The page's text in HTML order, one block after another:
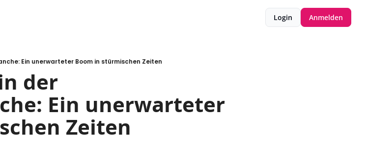
Login Anmelden
Ein unerwarteter Boom in stürmischen Zeiten
der
Ein unerwarteter
Zeiten